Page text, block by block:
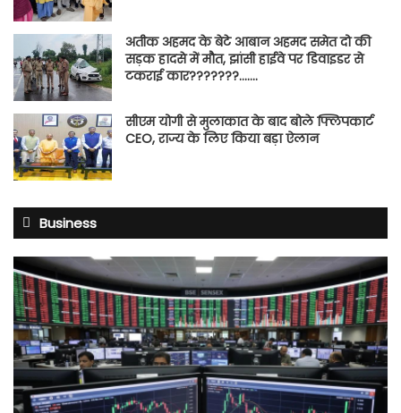
अतीक अहमद के बेटे आबान अहमद समेत दो की
सड़क हादसे में मौत, झांसी हाईवे पर डिवाइडर से
टकराई कार???????…….
सीएम योगी से मुलाकात के बाद बोले फ्लिपकार्ट
CEO, राज्य के लिए किया बड़ा ऐलान
Business